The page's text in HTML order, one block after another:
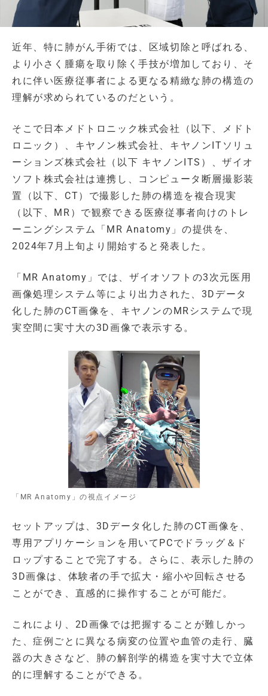
近年、特に肺がん手術では、区域切除と呼ばれる、
より小さく腫瘍を取り除く手技が増加しており、そ
れに伴い医療従事者による更なる精緻な肺の構造の
理解が求められているのだという。
そこで日本メドトロニック株式会社（以下、メドト
ロニック）、キヤノン株式会社、キヤノンITソリュ
ーションズ株式会社（以下 キヤノンITS）、ザイオ
ソフト株式会社は連携し、コンピュータ断層撮影装
置（以下、CT）で撮影した肺の構造を複合現実
（以下、MR）で観察できる医療従事者向けのトレ
ーニングシステム「MR Anatomy」の提供を、
2024年7月上旬より開始すると発表した。
「MR Anatomy」では、ザイオソフトの3次元医用
画像処理システム等により出力された、3Dデータ
化した肺のCT画像を、キヤノンのMRシステムで現
実空間に実寸大の3D画像で表示する。
「MR Anatomy」の視点イメージ
セットアップは、3Dデータ化した肺のCT画像を、
専用アプリケーションを用いてPCでドラッグ＆ド
ロップすることで完了する。さらに、表示した肺の
3D画像は、体験者の手で拡大・縮小や回転させる
ことができ、直感的に操作することが可能だ。
これにより、2D画像では把握することが難しかっ
た、症例ごとに異なる病変の位置や血管の走行、臓
器の大きさなど、肺の解剖学的構造を実寸大で立体
的に理解することができる。